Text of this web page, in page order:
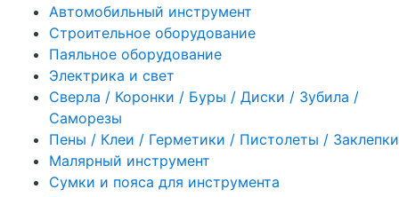
Автомобильный инструмент
Строительное оборудование
Паяльное оборудование
Электрика и свет
Сверла / Коронки / Буры / Диски / Зубила /
Саморезы
Пены / Клеи / Герметики / Пистолеты / Заклепки
Малярный инструмент
Сумки и пояса для инструмента